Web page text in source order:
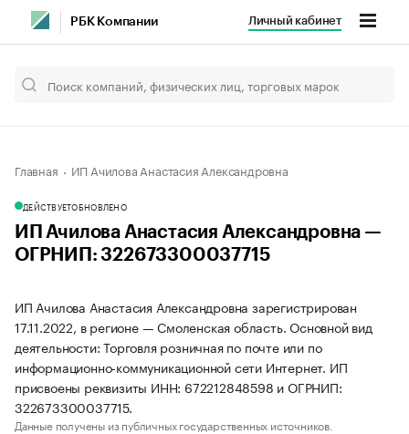
РБК Компании Личный кабинет
Главная ИП Ачилова Анастасия Александровна
ДЕЙСТВУЕТОБНОВЛЕНО
ИП Ачилова Анастасия Александровна —
ОГРНИП: 322673300037715
ИП Ачилова Анастасия Александровна зарегистрирован
17.11.2022, в регионе — Смоленская область. Основной вид
деятельности: Торговля розничная по почте или по
информационно-коммуникационной сети Интернет. ИП
присвоены реквизиты ИНН: 672212848598 и ОГРНИП:
322673300037715.
Данные получены из публичных государственных источников.